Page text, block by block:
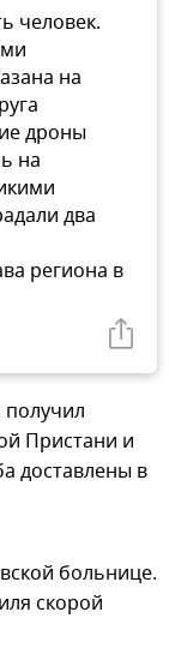
человек.
на
дроны
на
два
региона в
Пристани и
доставлены в
больнице.
скорой